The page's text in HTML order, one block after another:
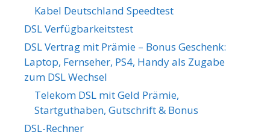
Kabel Deutschland Speedtest
DSL Verfügbarkeitstest
DSL Vertrag mit Prämie – Bonus Geschenk:
Laptop, Fernseher, PS4, Handy als Zugabe
zum DSL Wechsel
Telekom DSL mit Geld Prämie,
Startguthaben, Gutschrift & Bonus
DSL-Rechner